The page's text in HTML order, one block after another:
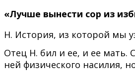
«Лучше вынести сор из
Н. История, из которой мы
Отец Н. бил и ее, и ее
ней физического насилия,